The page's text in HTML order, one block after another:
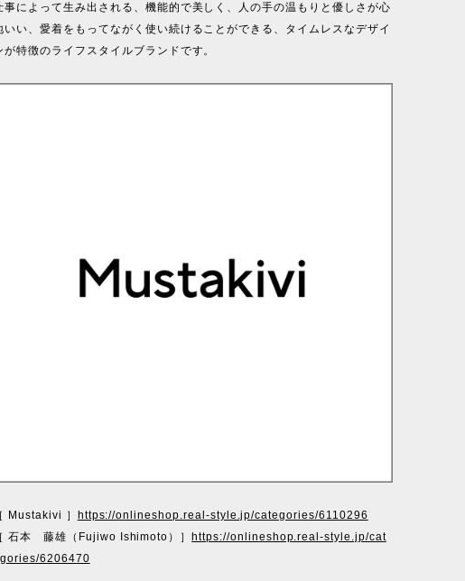
事によって生み出される、機能的で美しく、人の手の温もりと優しさが心
いい、愛着をもってながく使い続けることができる、タイムレスなデザイ
が特徴のライフスタイルブランドです。
［ Mustakivi ］
https://onlineshop.real-style.jp/categories/6110296
［ 石本 藤雄（Fujiwo Ishimoto）］
https://onlineshop.real-style.jp/cat
6206470